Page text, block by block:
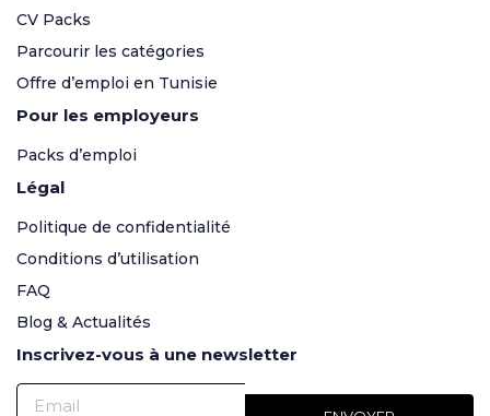
CV Packs
Parcourir les catégories
Offre d’emploi en Tunisie
Pour les employeurs
Packs d’emploi
Légal
Politique de confidentialité
Conditions d’utilisation
FAQ
Blog & Actualités
Inscrivez-vous à une newsletter